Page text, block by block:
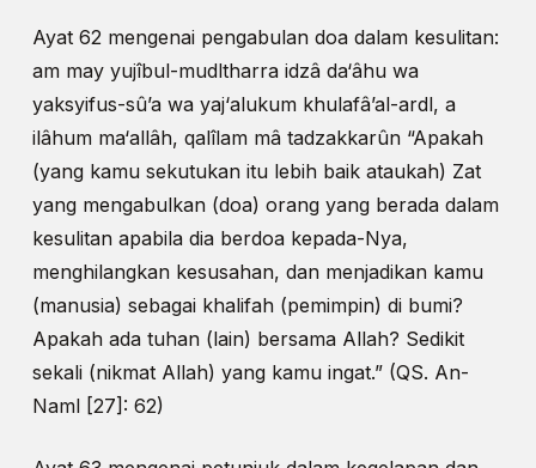
Ayat 62 mengenai pengabulan doa dalam kesulitan:
am may yujîbul-mudltharra idzâ da‘âhu wa
yaksyifus-sû’a wa yaj‘alukum khulafâ’al-ardl, a
ilâhum ma‘allâh, qalîlam mâ tadzakkarûn “Apakah
(yang kamu sekutukan itu lebih baik ataukah) Zat
yang mengabulkan (doa) orang yang berada dalam
kesulitan apabila dia berdoa kepada-Nya,
menghilangkan kesusahan, dan menjadikan kamu
(manusia) sebagai khalifah (pemimpin) di bumi?
Apakah ada tuhan (lain) bersama Allah? Sedikit
sekali (nikmat Allah) yang kamu ingat.” (QS. An-
Naml [27]: 62)